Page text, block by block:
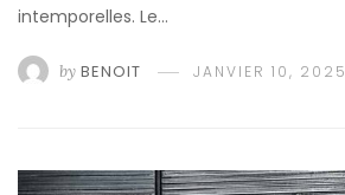
intemporelles. Le…
by BENOIT JANVIER 10, 2025